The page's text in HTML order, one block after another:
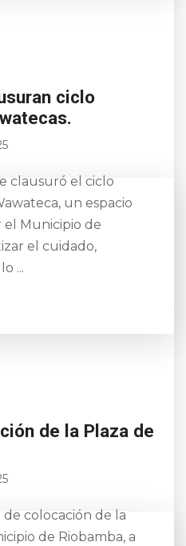
ciclo
clausuró el ciclo
un espacio
Municipio de
el cuidado,
...
de la Plaza de
colocación de la
de Riobamba, a